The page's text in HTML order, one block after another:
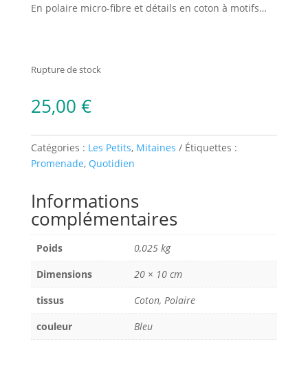
En polaire micro-fibre et détails en coton à motifs…
Rupture de stock
25,00 €
Catégories : Les Petits, Mitaines
Étiquettes :
Promenade, Quotidien
Informations
complémentaires
Poids
0,025 kg
Dimensions
20 × 10 cm
tissus
Coton, Polaire
couleur
Bleu